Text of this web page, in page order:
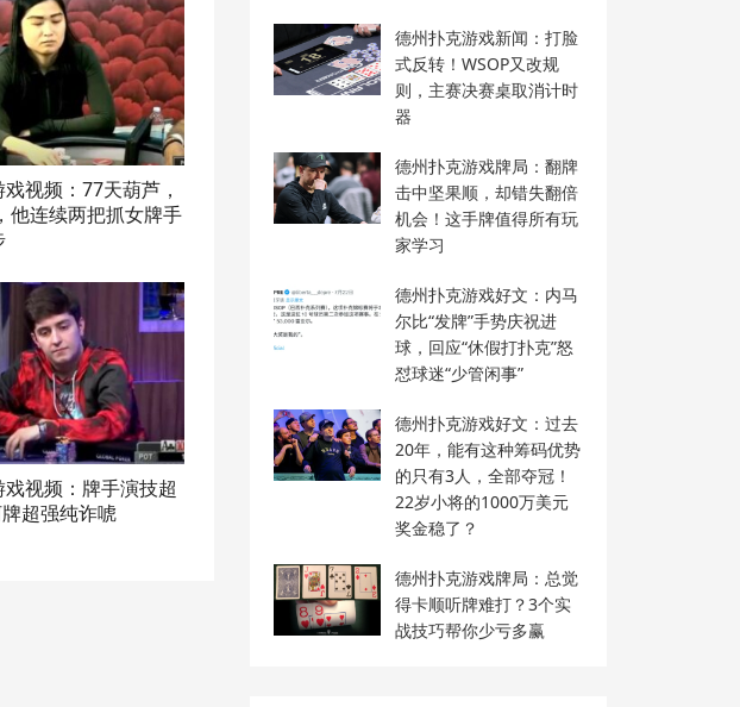
视频：77天葫芦，
他连续两把抓女牌手
视频：牌手演技超
超强纯诈唬
德州扑克游戏新闻：打脸
式反转！WSOP又改规
则，主赛决赛桌取消计时
器
德州扑克游戏牌局：翻牌
击中坚果顺，却错失翻倍
机会！这手牌值得所有玩
家学习
德州扑克游戏好文：内马
尔比“发牌”手势庆祝进
球，回应“休假打扑克”怒
怼球迷“少管闲事”
德州扑克游戏好文：过去
20年，能有这种筹码优势
的只有3人，全部夺冠！
22岁小将的1000万美元
奖金稳了？
德州扑克游戏牌局：总觉
得卡顺听牌难打？3个实
战技巧帮你少亏多赢